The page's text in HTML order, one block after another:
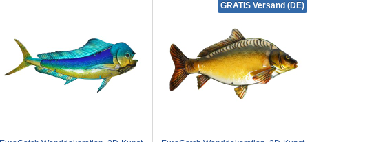
GRATIS Versand (DE)